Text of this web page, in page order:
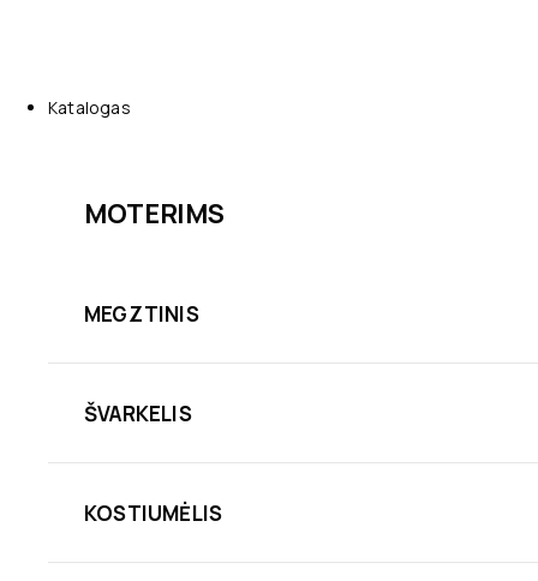
Katalogas
MOTERIMS
MEGZTINIS
ŠVARKELIS
KOSTIUMĖLIS